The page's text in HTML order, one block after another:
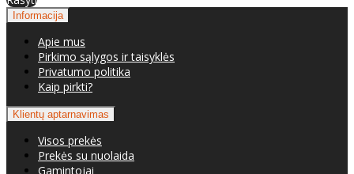
Informacija
Apie mus
Pirkimo sąlygos ir taisyklės
Privatumo politika
Kaip pirkti?
Klientų aptarnavimas
Visos prekės
Prekės su nuolaida
Gamintojai